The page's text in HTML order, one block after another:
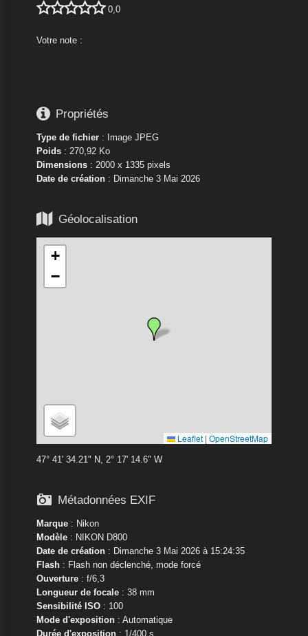
 0,0
Votre note :
 Propriétés
Type de fichier: Image JPEG
Poids: 270,92 Ko
Dimensions: 2000 x 1335 pixels
Date de création: Dimanche 3 Mai 2026
 Géolocalisation
+
−
Leaflet | OpenStreetMap
47° 41' 34.21" N, 2° 17' 14.6" W
 Métadonnées EXIF
Marque: Nikon
Modèle: NIKON D800
Date de création: Dimanche 3 Mai 2026 à 15:24:35
Flash: Flash non déclenché, mode forcé
Ouverture: f/6,3
Longueur de focale: 38 mm
Sensibilité ISO: 100
Mode d'exposition: Automatique
Durée d'exposition: 1/400 s